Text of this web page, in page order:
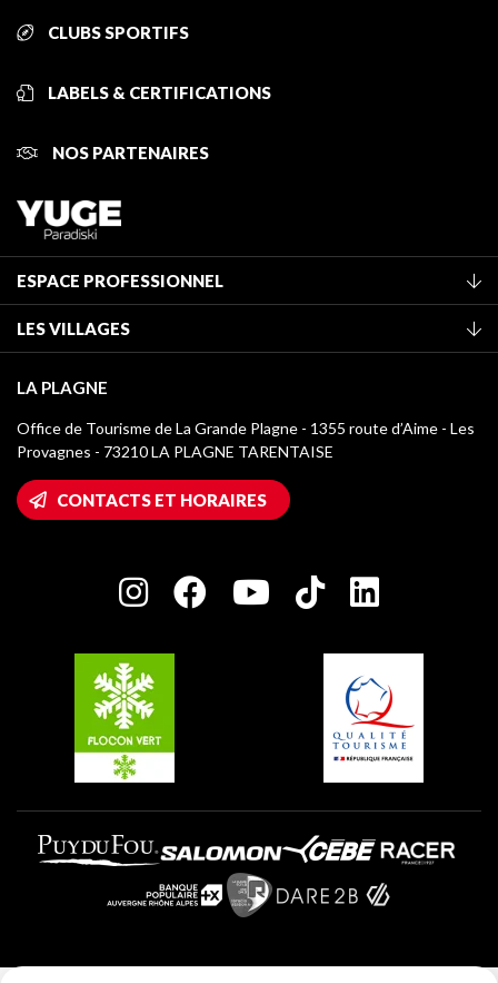
CLUBS SPORTIFS
LABELS & CERTIFICATIONS
NOS PARTENAIRES
ESPACE PROFESSIONNEL
Classement des meublés
Taxe de séjour
Médiathèque
Logos La Plagne
Accès Wifi
Maison des Propriétaires
Charte des Acteurs Engagés
LES VILLAGES
Montchavin - Les Coches
Champagny-en-Vanoise
Plagne 1800
Plagne Villages
Plagne Aime 2000
LA PLAGNE
Office de Tourisme de La Grande Plagne - 1355 route d’Aime - Les
Provagnes - 73210 LA PLAGNE TARENTAISE
CONTACTS ET HORAIRES